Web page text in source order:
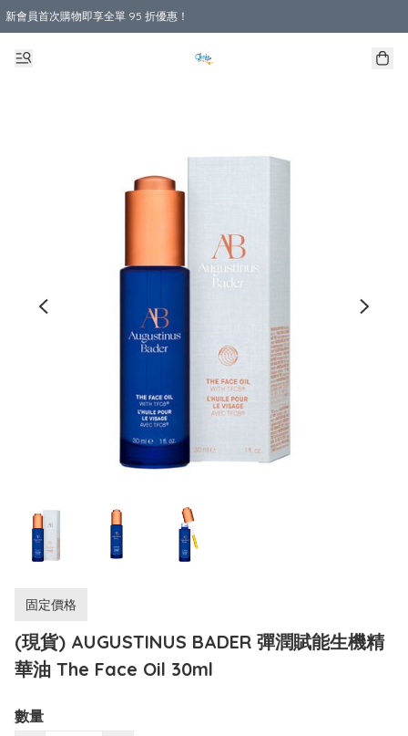
新會員首次購物即享全單 95 折優惠！
購物滿 HKD 800.00即享免運費優惠！（適用於 本地送貨、本地取貨 )
固定價格
(現貨) AUGUSTINUS BADER 彈潤賦能生機精
華油 The Face Oil 30ml
數量